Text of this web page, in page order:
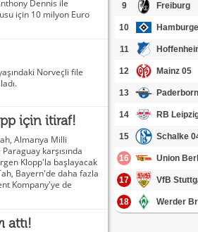
Dennis ile
için 10 milyon Euro
Norveçli file
için itiraf!
Almanya Milli
Paraguay karşısında
Klopp'la başlayacak
Bayern'de daha fazla
Kompany'ye de
attı!
9 Freiburg
10
11
12 Mainz 05
13 Paderborn
14 RB
15 Schalke
16 Union
17 VfB
18 Werder